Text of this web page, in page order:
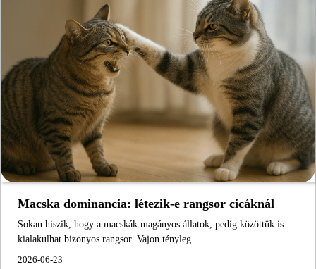
Macska dominancia: létezik-e rangsor cicáknál
Sokan hiszik, hogy a macskák magányos állatok, pedig közöttük is
kialakulhat bizonyos rangsor. Vajon tényleg…
2026-06-23